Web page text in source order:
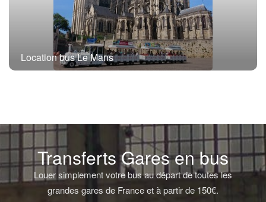
Location bus Le Mans
Transferts Gares en bus
Louer simplement votre bus au départ de toutes les
grandes gares de France et à partir de 150€.